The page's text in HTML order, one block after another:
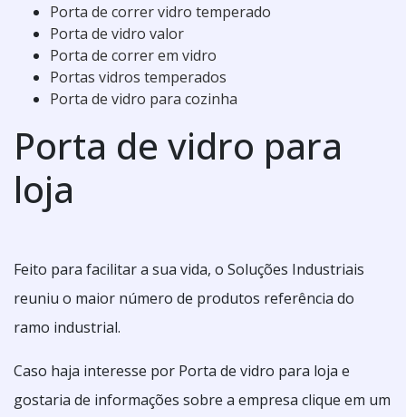
Porta de correr vidro temperado
Porta de vidro valor
Porta de correr em vidro
Portas vidros temperados
Porta de vidro para cozinha
Porta de vidro para
loja
Feito para facilitar a sua vida, o Soluções Industriais
reuniu o maior número de produtos referência do
ramo industrial.
Caso haja interesse por Porta de vidro para loja e
gostaria de informações sobre a empresa clique em um